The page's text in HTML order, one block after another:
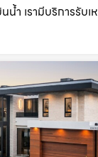
ำ เรามีบริการรับเห